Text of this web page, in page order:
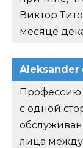
Виктор
месяце
Aleksander
Профессию
с одной
лица